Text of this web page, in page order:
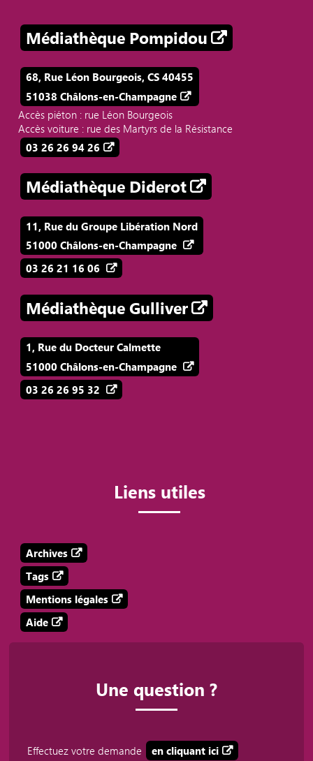
Médiathèque Pompidou
68, Rue Léon Bourgeois, CS 40455
51038 Châlons-en-Champagne
Accès piéton : rue Léon Bourgeois
Accès voiture : rue des Martyrs de la Résistance
03 26 26 94 26
Médiathèque Diderot
11, Rue du Groupe Libération Nord
51000 Châlons-en-Champagne
03 26 21 16 06
Médiathèque Gulliver
1, Rue du Docteur Calmette
51000 Châlons-en-Champagne
03 26 26 95 32
Liens utiles
Archives
Tags
Mentions légales
Aide
Une question ?
Effectuez votre demande en cliquant ici